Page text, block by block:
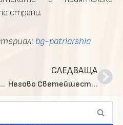
страни.
bg-patriarshia
Българският патриарх Неофит се срещна с новия посланик на Израел Н. Пр. Йорам Елрон
СЛЕДВАЩА
Негово Светейшество взе молитвено участие в храмовия празник на ПКСХП „Св. Александър Невски“